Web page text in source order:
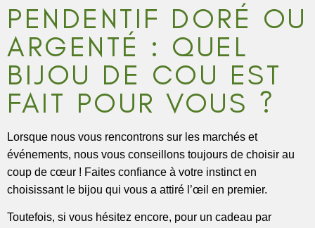
PENDENTIF DORÉ OU
ARGENTÉ : QUEL
BIJOU DE COU EST
FAIT POUR VOUS ?
Lorsque nous vous rencontrons sur les marchés et
événements, nous vous conseillons toujours de choisir au
coup de cœur ! Faites confiance à votre instinct en
choisissant le bijou qui vous a attiré l’œil en premier.
Toutefois, si vous hésitez encore, pour un cadeau par